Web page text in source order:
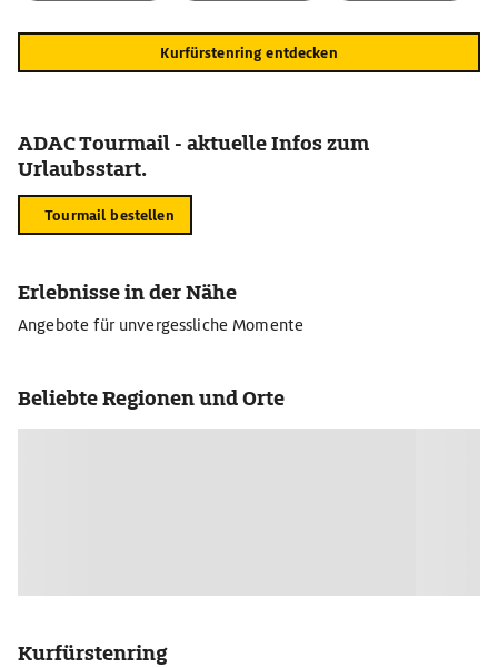
Kurfürstenring entdecken
ADAC Tourmail - aktuelle Infos zum
Urlaubsstart.
Tourmail bestellen
Erlebnisse in der Nähe
Angebote für unvergessliche Momente
Beliebte Regionen und Orte
Kurfürstenring